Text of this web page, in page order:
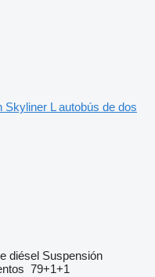
Skyliner L autobús de dos
diésel Suspensión
79+1+1